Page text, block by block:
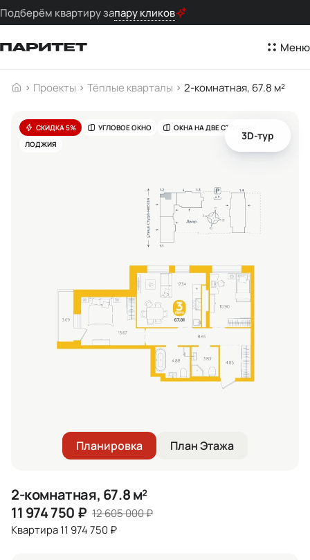
Подберём квартиру запару кликов
Меню
Проекты Тёплые кварталы 2-комнатная, 67.8 м²
СКИДКА 5% УГЛОВОЕ ОКНО
ОКНА НА ДВЕ СТОРОНЫ
ЛОДЖИЯ
Планировка План Этажа
3D-тур
2-комнатная, 67.8 м²
11 974 750 ₽ 12 605 000₽
Квартира 11 974 750 ₽